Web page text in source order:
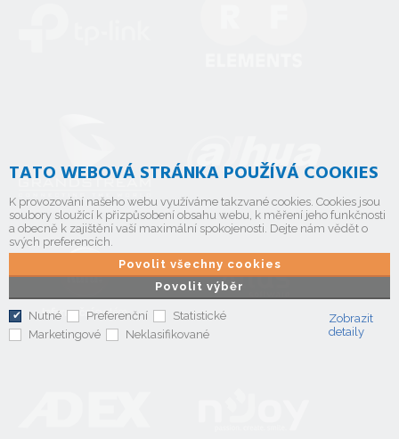
TATO WEBOVÁ STRÁNKA POUŽÍVÁ COOKIES
K provozování našeho webu využíváme takzvané cookies. Cookies jsou
soubory sloužící k přizpůsobení obsahu webu, k měření jeho funkčnosti
a obecně k zajištění vaší maximální spokojenosti. Dejte nám vědět o
svých preferencích.
Povolit výběr
Povolit všechny cookies
Nutné Preferenční
Statistické
Marketingové
Neklasifikované
Zobrazit
detaily